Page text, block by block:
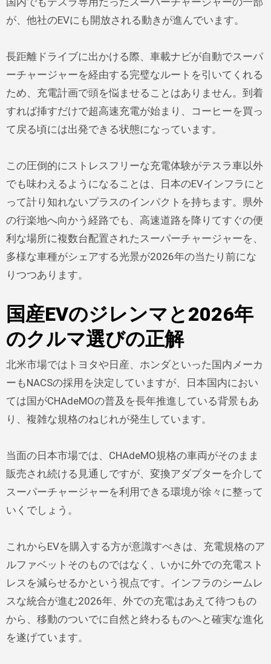
が、他社のEVにも開放される動きが進んでいます。
長距離ドライブに出かける際、車載ナビが自動でスーパ
ーチャージャーを経由する完璧なルートを引いてくれる
ため、充電計画で頭を悩ませることはありません。到着
すれば挿すだけで超高速充電が始まり、コーヒーを買っ
て戻る頃には出発できる状態になっています。
この圧倒的にストレスフリーな充電体験がテスラ車以外
でも味わえるようになることは、日本のEVインフラにと
って計り知れないプラスのインパクトを持ちます。県外
の行楽地へ向かう経路でも、高速道路を降りてすぐの便
利な場所に複数台配置されたスーパーチャージャーを、
多様な車種がシェアする光景が2026年の当たり前にな
りつつあります。
国産EVのジレンマと2026年
のクルマ選びの正解
北米市場ではトヨタや日産、ホンダといった国内メーカ
ーもNACSの採用を決定していますが、日本国内におい
ては国がCHAdeMOの普及を長年推進している背景もあ
り、複雑な規格のねじれが発生しています。
当面の日本市場では、CHAdeMO規格の車両がそのまま
販売され続ける見通しですが、変換アダプターを介して
スーパーチャージャーを利用できる環境が徐々に整って
いくでしょう。
これからEVを購入する方が意識すべきは、充電規格のア
ルファベットそのものではなく、いかに外での充電スト
レスを減らせるかという視点です。インフラのシームレ
スな統合が進む2026年、外での充電はあえて待つもの
から、移動のついでに自然と終わるものへと確実な進化
を遂げています。